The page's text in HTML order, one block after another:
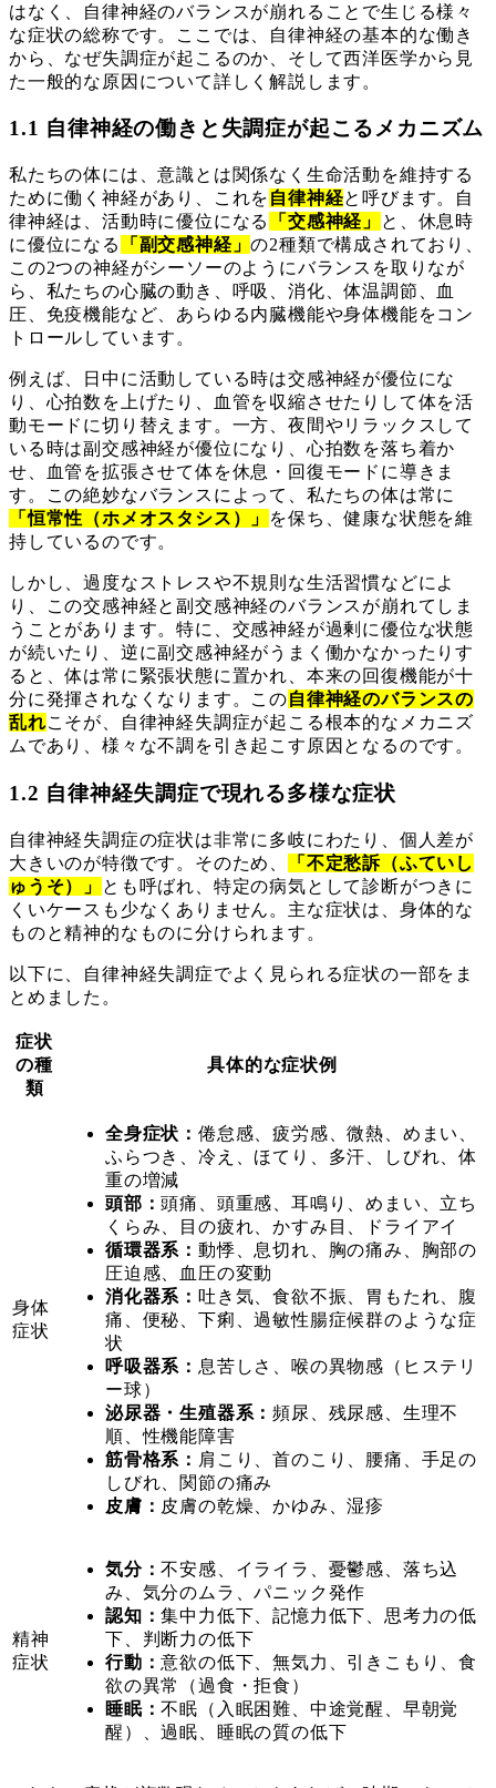
はなく、自律神経のバランスが崩れることで生じる様々
な症状の総称です。ここでは、自律神経の基本的な働き
から、なぜ失調症が起こるのか、そして西洋医学から見
た一般的な原因について詳しく解説します。
1.1 自律神経の働きと失調症が起こるメカニズム
私たちの体には、意識とは関係なく生命活動を維持する
ために働く神経があり、これを 自律神経と呼びます。自
律神経は、活動時に優位になる
「交感神経」
と、休息時
に優位になる
「副交感神経」の2種類で構成されており、
この2つの神経がシーソーのようにバランスを取りなが
ら、私たちの心臓の動き、呼吸、消化、体温調節、血
圧、免疫機能など、あらゆる内臓機能や身体機能をコン
トロールしています。
例えば、日中に活動している時は交感神経が優位にな
り、心拍数を上げたり、血管を収縮させたりして体を活
動モードに切り替えます。一方、夜間やリラックスして
いる時は副交感神経が優位になり、心拍数を落ち着か
せ、血管を拡張させて体を休息・回復モードに導きま
す。この絶妙なバランスによって、私たちの体は常に
「恒常性（ホメオスタシス）」
を保ち、健康な状態を維
持しているのです。
しかし、過度なストレスや不規則な生活習慣などによ
り、この交感神経と副交感神経のバランスが崩れてしま
うことがあります。特に、交感神経が過剰に優位な状態
が続いたり、逆に副交感神経がうまく働かなかったりす
ると、体は常に緊張状態に置かれ、本来の回復機能が十
分に発揮されなくなります。この自律神経のバランスの
乱れこそが、自律神経失調症が起こる根本的なメカニズ
ムであり、様々な不調を引き起こす原因となるのです。
1.2 自律神経失調症で現れる多様な症状
自律神経失調症の症状は非常に多岐にわたり、個人差が
大きいのが特徴です。そのため、
「不定愁訴（ふていし
ゅうそ）」
とも呼ばれ、特定の病気として診断がつきに
くいケースも少なくありません。主な症状は、身体的な
ものと精神的なものに分けられます。
以下に、自律神経失調症でよく見られる症状の一部をま
とめました。
症状
の種
類
具体的な症状例
身体
症状
全身症状： 倦怠感、疲労感、微熱、めまい、
ふらつき、冷え、ほてり、多汗、しびれ、体
重の増減
頭部：頭痛、頭重感、耳鳴り、めまい、立ち
くらみ、目の疲れ、かすみ目、ドライアイ
循環器系： 動悸、息切れ、胸の痛み、胸部の
圧迫感、血圧の変動
消化器系： 吐き気、食欲不振、胃もたれ、腹
痛、便秘、下痢、過敏性腸症候群のような症
状
呼吸器系： 息苦しさ、喉の異物感（ヒステリ
ー球）
泌尿器・生殖器系：頻尿、残尿感、生理不
順、性機能障害
筋骨格系： 肩こり、首のこり、腰痛、手足の
しびれ、関節の痛み
皮膚： 皮膚の乾燥、かゆみ、湿疹
精神
症状
気分：不安感、イライラ、憂鬱感、落ち込
み、気分のムラ、パニック発作
認知：集中力低下、記憶力低下、思考力の低
下、判断力の低下
行動：意欲の低下、無気力、引きこもり、食
欲の異常（過食・拒食）
睡眠：不眠（入眠困難、中途覚醒、早朝覚
醒）、過眠、睡眠の質の低下